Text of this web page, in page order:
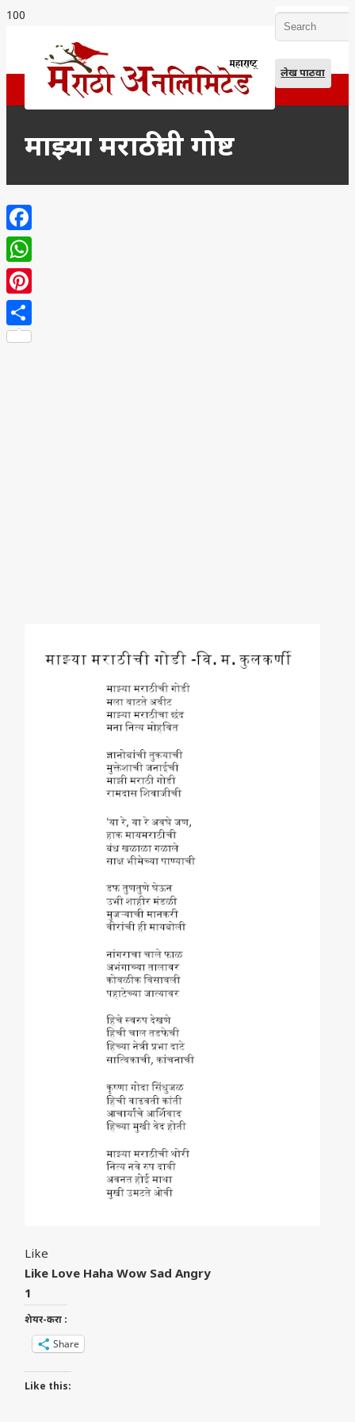
लेख पाठवा
माझ्या मराठीची गोष्ट
Like
Like Love Haha Wow Sad Angry
1
शेयर-करा :
Share
Like this:
Facebook
WhatsApp
Pinterest
Share